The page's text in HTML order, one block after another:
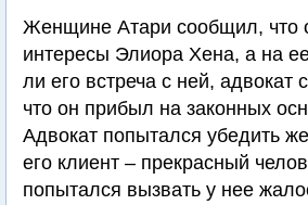
Женщине Атари сообщил, что
интересы Элиора Хена, а на
ли его встреча с ней, адвокат
что он прибыл на законных
Адвокат попытался убедить
его клиент – прекрасный
попытался вызвать у нее